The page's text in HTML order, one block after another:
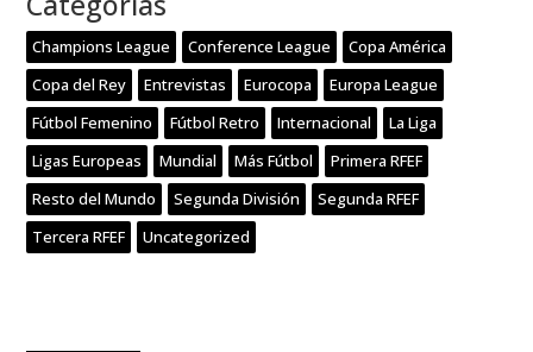
Champions League Conference League
Copa América
Copa del Rey
Entrevistas Eurocopa
Europa League
Fútbol Femenino
Fútbol Retro Internacional
La Liga
Ligas Europeas
Mundial Más Fútbol
Primera RFEF
Resto del Mundo
Segunda División
Segunda RFEF
Tercera RFEF
Uncategorized